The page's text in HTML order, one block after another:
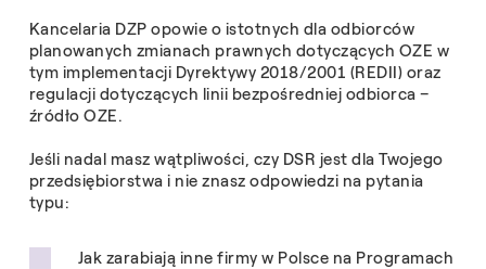
Kancelaria DZP opowie o istotnych dla odbiorców
planowanych zmianach prawnych dotyczących OZE w
tym implementacji Dyrektywy 2018/2001 (REDII) oraz
regulacji dotyczących linii bezpośredniej odbiorca –
źródło OZE.
Jeśli nadal masz wątpliwości, czy DSR jest dla Twojego
przedsiębiorstwa i nie znasz odpowiedzi na pytania
typu:
Jak zarabiają inne firmy w Polsce na Programach